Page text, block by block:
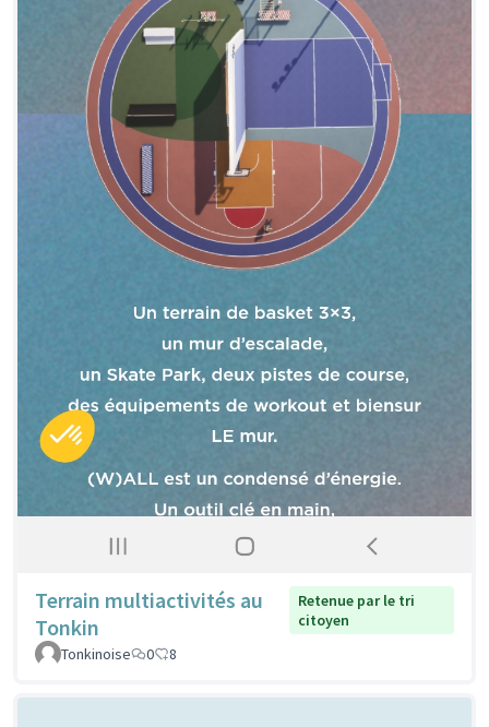
Terrain multiactivités au
Tonkin
Retenue par le tri
citoyen
Tonkinoise
0 8